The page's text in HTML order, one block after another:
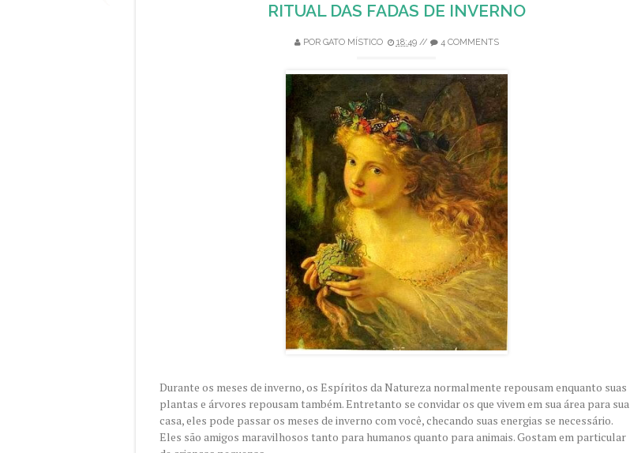
RITUAL DAS FADAS DE INVERNO
POR GATO MÍSTICO 18:49// 4 COMMENTS
Durante os meses de inverno, os Espíritos da Natureza normalmente repousam enquanto suas
plantas e árvores repousam também. Entretanto se convidar os que vivem em sua área para sua
casa, eles pode passar os meses de inverno com você, checando suas energias se necessário.
Eles são amigos maravilhosos tanto para humanos quanto para animais. Gostam em particular